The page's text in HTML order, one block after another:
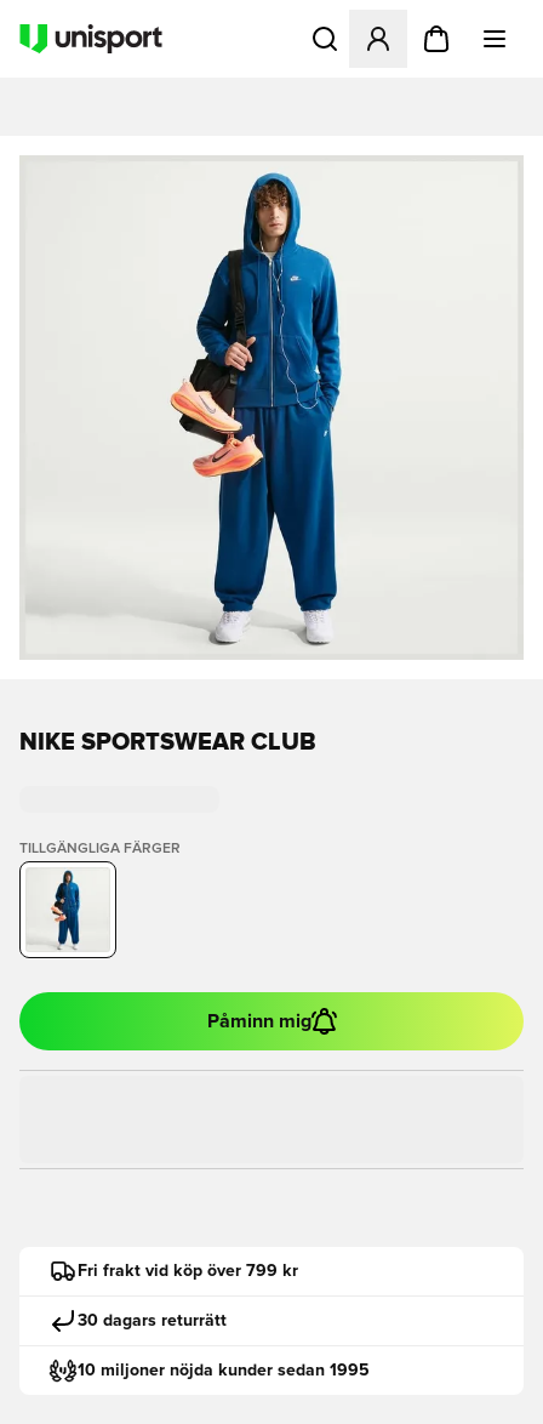
Öppnar en Modal för att
NIKE SPORTSWEAR CLUB
TILLGÄNGLIGA FÄRGER
Påminn mig
Fri frakt vid köp över 799 kr
30 dagars returrätt
10 miljoner nöjda kunder sedan 1995